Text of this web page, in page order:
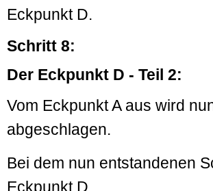
Eckpunkt D.
Schritt 8:
Der Eckpunkt D - Teil 2:
Vom Eckpunkt A aus wird
abgeschlagen.
Bei dem nun entstandenen
Eckpunkt D.